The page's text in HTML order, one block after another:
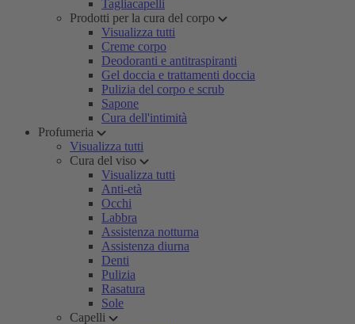
Tagliacapelli
Prodotti per la cura del corpo
Visualizza tutti
Creme corpo
Deodoranti e antitraspiranti
Gel doccia e trattamenti doccia
Pulizia del corpo e scrub
Sapone
Cura dell'intimità
Profumeria
Visualizza tutti
Cura del viso
Visualizza tutti
Anti-età
Occhi
Labbra
Assistenza notturna
Assistenza diurna
Denti
Pulizia
Rasatura
Sole
Capelli